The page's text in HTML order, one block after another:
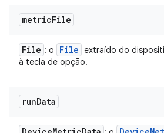
metricFile
File : o File extraído do
à tecla de opção.
runData